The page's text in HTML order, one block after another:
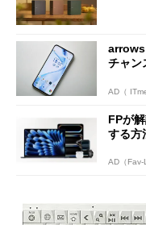
arrows
チャン
AD（
FPが
する方
AD（Fav-